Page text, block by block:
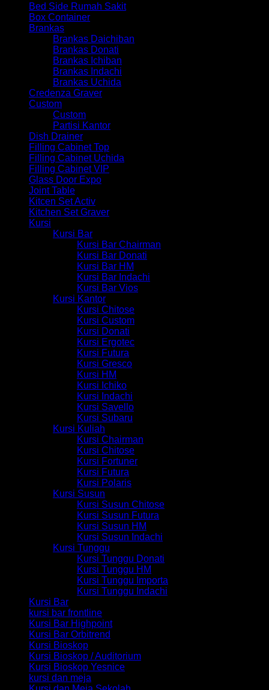
Bed Side Rumah Sakit
Box Container
Brankas
Brankas Daichiban
Brankas Donati
Brankas Ichiban
Brankas Indachi
Brankas Uchida
Credenza Graver
Custom
Custom
Partisi Kantor
Dish Drainer
Filling Cabinet Top
Filling Cabinet Uchida
Filling Cabinet VIP
Glass Door Expo
Joint Table
Kitcen Set Activ
Kitchen Set Graver
Kursi
Kursi Bar
Kursi Bar Chairman
Kursi Bar Donati
Kursi Bar HM
Kursi Bar Indachi
Kursi Bar Vios
Kursi Kantor
Kursi Chitose
Kursi Custom
Kursi Donati
Kursi Ergotec
Kursi Futura
Kursi Gresco
Kursi HM
Kursi Ichiko
Kursi Indachi
Kursi Savello
Kursi Subaru
Kursi Kuliah
Kursi Chairman
Kursi Chitose
Kursi Fortuner
Kursi Futura
Kursi Polaris
Kursi Susun
Kursi Susun Chitose
Kursi Susun Futura
Kursi Susun HM
Kursi Susun Indachi
Kursi Tunggu
Kursi Tunggu Donati
Kursi Tunggu HM
Kursi Tunggu Importa
Kursi Tunggu Indachi
Kursi Bar
kursi bar frontline
Kursi Bar Highpoint
Kursi Bar Orbitrend
Kursi Bioskop
Kursi Bioskop / Auditorium
Kursi Bioskop Yesnice
kursi dan meja